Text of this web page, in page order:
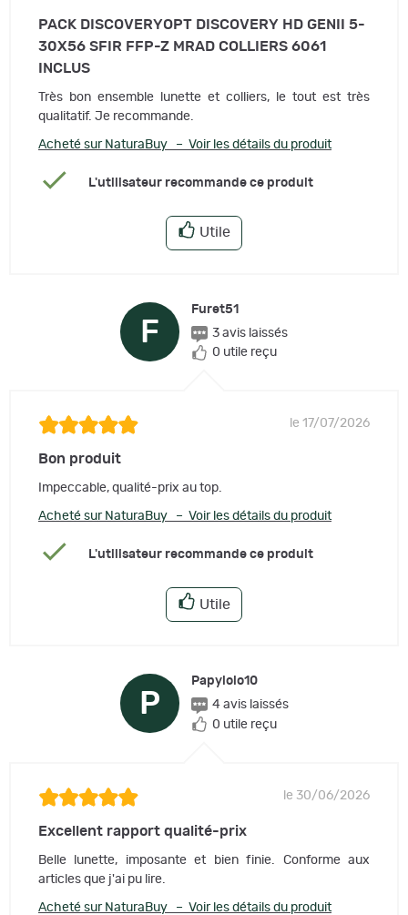
PACK DISCOVERYOPT DISCOVERY HD GENII 5-
30X56 SFIR FFP-Z MRAD COLLIERS 6061
INCLUS
Très bon ensemble lunette et colliers, le tout est très
qualitatif. Je recommande.
Acheté sur NaturaBuy – Voir les détails du produit
L'utilisateur recommande ce produit
Utile
F
Furet51
3 avis laissés
0 utile reçu
le 17/07/2026
Bon produit
Impeccable, qualité-prix au top.
Acheté sur NaturaBuy – Voir les détails du produit
L'utilisateur recommande ce produit
Utile
P
Papylolo10
4 avis laissés
0 utile reçu
le 30/06/2026
Excellent rapport qualité-prix
Belle lunette, imposante et bien finie. Conforme aux
articles que j'ai pu lire.
Acheté sur NaturaBuy – Voir les détails du produit